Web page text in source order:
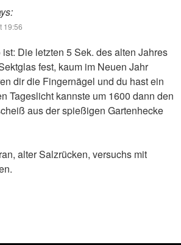
19:56
Die letzten 5 Sek. des alten Jahres
fest, kaum im Neuen Jahr
dir die Fingernägel und du hast ein
Tageslicht kannste um 1600 dann den
aus der spießigen Gartenhecke
alter Salzrücken, versuchs mit